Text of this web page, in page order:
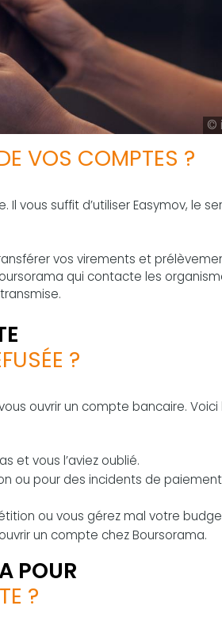
©
VOS COMPTES ?
vous suffit d’utiliser Easymov, le
vos virements et
qui contacte les
?
ouvrir un compte bancaire. Voici
et vous l’aviez oublié.
ou pour des incidents de
ou vous gérez mal votre
un compte chez Boursorama.
POUR
?